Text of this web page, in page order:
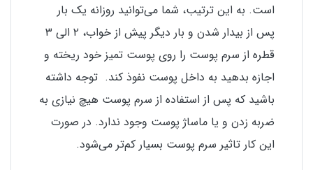
است. به این ترتیب، شما می‌توانید روزانه یک بار
پس از بیدار شدن و بار دیگر پیش از خواب، ۲ الی ۳
قطره از سرم پوست را روی پوست تمیز خود ریخته و
اجازه بدهید به داخل پوست نفوذ کند. توجه داشته
باشید که پس از استفاده از سرم پوست هیچ نیازی به
ضربه زدن و یا ماساژ پوست وجود ندارد. در صورت
این کار تاثیر سرم پوست بسیار کم‌تر می‌شود.